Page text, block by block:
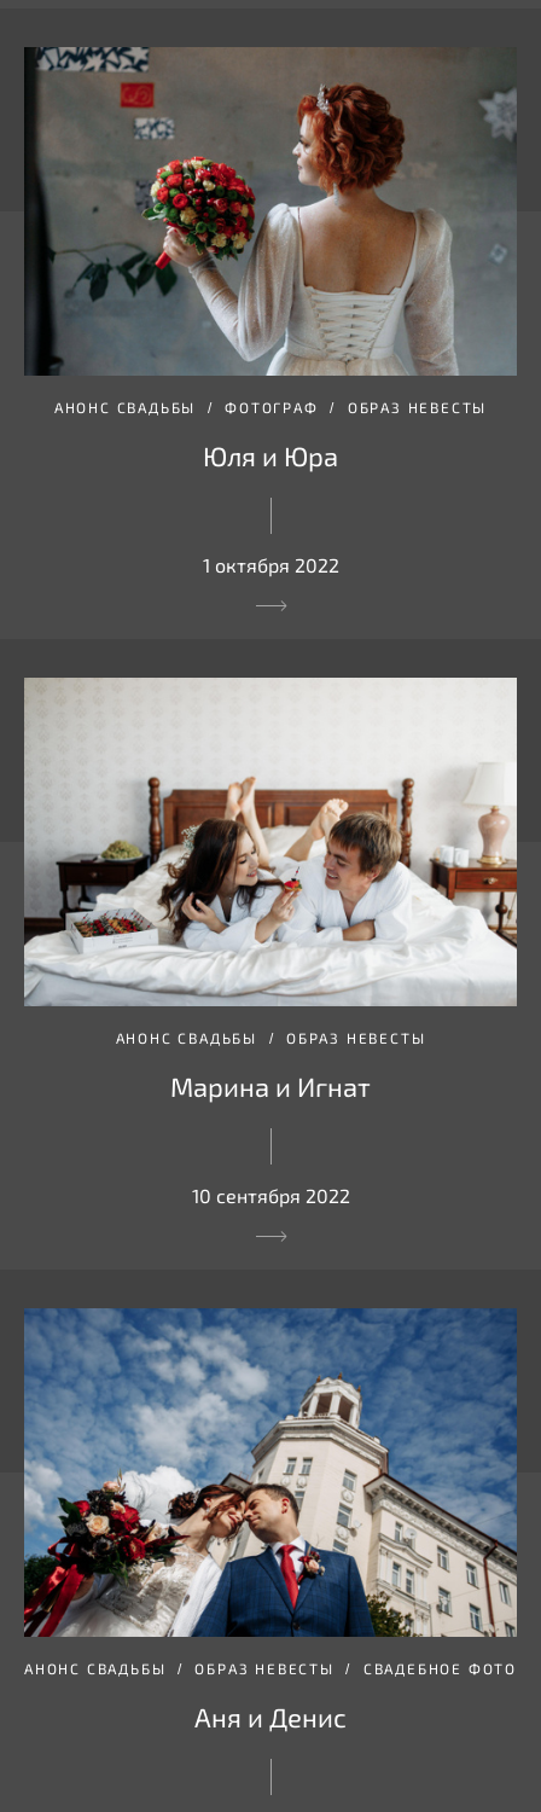
АНОНС СВАДЬБЫ ФОТОГРАФ ОБРАЗ НЕВЕСТЫ
Юля и Юра
1 октября 2022
АНОНС СВАДЬБЫ ОБРАЗ НЕВЕСТЫ
Марина и Игнат
10 сентября 2022
АНОНС СВАДЬБЫ ОБРАЗ НЕВЕСТЫ СВАДЕБНОЕ ФОТО
Аня и Денис